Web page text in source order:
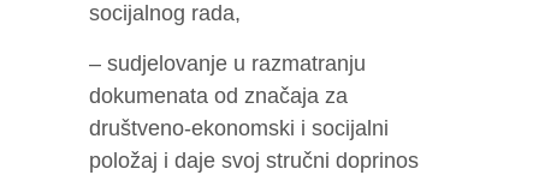
socijalnog rada,
– sudjelovanje u razmatranju
dokumenata od značaja za
društveno-ekonomski i socijalni
položaj i daje svoj stručni doprinos